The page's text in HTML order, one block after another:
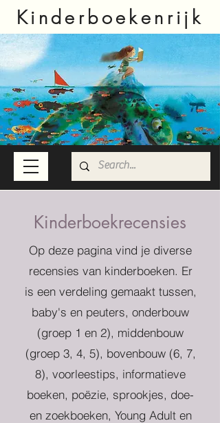
Kinderboekenrijk
Kinderboekrecensies
Op deze pagina vind je diverse
recensies van kinderboeken. Er
is een verdeling gemaakt tussen,
baby's en peuters, onderbouw
(groep 1 en 2), middenbouw
(groep 3, 4, 5), bovenbouw (6, 7,
8), voorleestips, informatieve
boeken, poëzie, sprookjes, doe-
en zoekboeken, Young Adult en